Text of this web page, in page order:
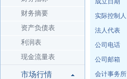
财务摘要
资产负债表
利润表
现金流量表
市场行情
实际控制人
法人代表
公司电话
公司邮箱
会计事务所